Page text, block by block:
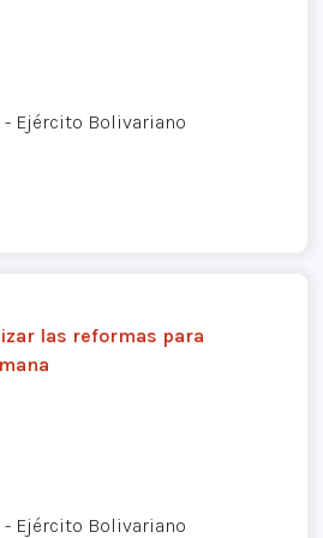
Ejército Bolivariano
las reformas para
Ejército Bolivariano